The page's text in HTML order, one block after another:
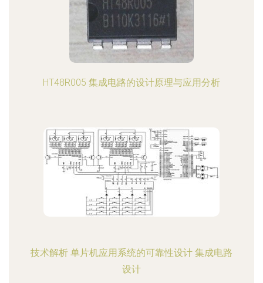
HT48R005 集成电路的设计原理与应用分析
技术解析 单片机应用系统的可靠性设计 集成电路
设计